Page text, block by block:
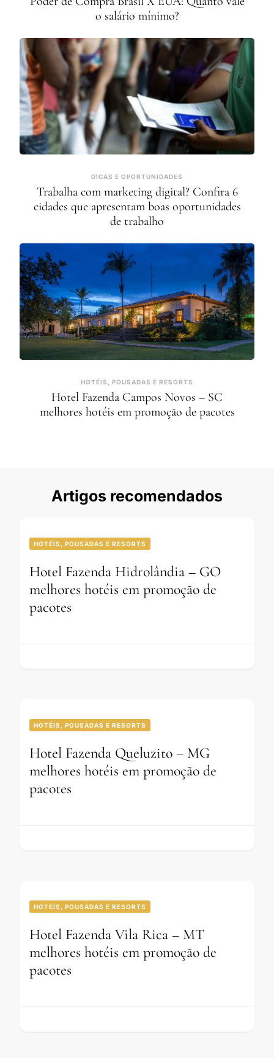
o salário mínimo?
DICAS E OPORTUNIDADES
Trabalha com marketing digital? Confira 6
cidades que apresentam boas oportunidades
de trabalho
HOTÉIS, POUSADAS E RESORTS
Hotel Fazenda Campos Novos – SC
melhores hotéis em promoção de pacotes
Artigos recomendados
HOTÉIS, POUSADAS E RESORTS
Hotel Fazenda Hidrolândia – GO
melhores hotéis em promoção de
pacotes
HOTÉIS, POUSADAS E RESORTS
Hotel Fazenda Queluzito – MG
melhores hotéis em promoção de
pacotes
HOTÉIS, POUSADAS E RESORTS
Hotel Fazenda Vila Rica – MT
melhores hotéis em promoção de
pacotes